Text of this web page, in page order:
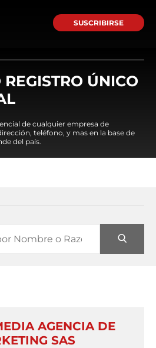
SUSCRIBIRSE
ÚNICO
de cualquier empresa de
teléfono, y mas en la base de
del país.
AGENCIA DE
SAS